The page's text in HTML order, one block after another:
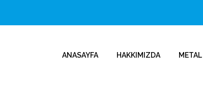
ANASAYFA HAKKIMIZDA METAL